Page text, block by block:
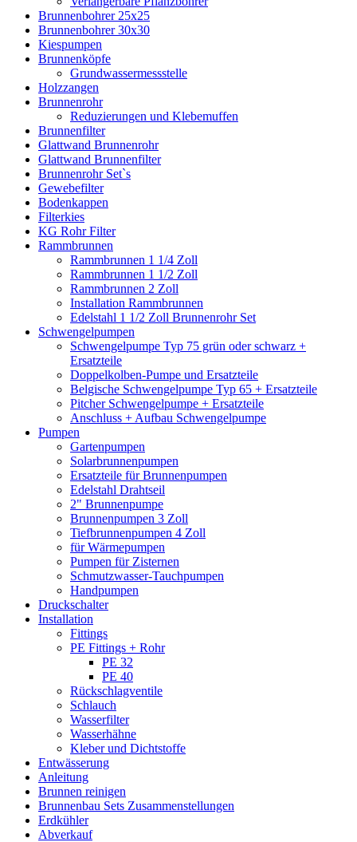
Brunnenbohrer 25x25
Brunnenbohrer 30x30
Kiespumpen
Brunnenköpfe
Grundwassermessstelle
Holzzangen
Brunnenrohr
Reduzierungen und Klebemuffen
Brunnenfilter
Glattwand Brunnenrohr
Glattwand Brunnenfilter
Brunnenrohr Set`s
Gewebefilter
Bodenkappen
Filterkies
KG Rohr Filter
Rammbrunnen
Rammbrunnen 1 1/4 Zoll
Rammbrunnen 1 1/2 Zoll
Rammbrunnen 2 Zoll
Installation Rammbrunnen
Edelstahl 1 1/2 Zoll Brunnenrohr Set
Schwengelpumpen
Schwengelpumpe Typ 75 grün oder schwarz +
Ersatzteile
Doppelkolben-Pumpe und Ersatzteile
Belgische Schwengelpumpe Typ 65 + Ersatzteile
Pitcher Schwengelpumpe + Ersatzteile
Anschluss + Aufbau Schwengelpumpe
Pumpen
Gartenpumpen
Solarbrunnenpumpen
Ersatzteile für Brunnenpumpen
Edelstahl Drahtseil
2" Brunnenpumpe
Brunnenpumpen 3 Zoll
Tiefbrunnenpumpen 4 Zoll
für Wärmepumpen
Pumpen für Zisternen
Schmutzwasser-Tauchpumpen
Handpumpen
Druckschalter
Installation
Fittings
PE Fittings + Rohr
PE 32
PE 40
Rückschlagventile
Schlauch
Wasserfilter
Wasserhähne
Kleber und Dichtstoffe
Entwässerung
Anleitung
Brunnen reinigen
Brunnenbau Sets Zusammenstellungen
Erdkühler
Abverkauf